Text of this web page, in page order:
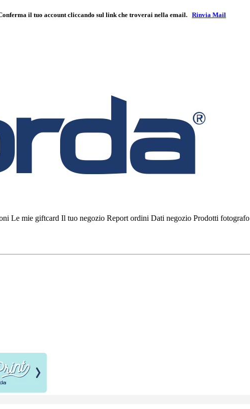
il tuo account cliccando sul link che troverai nella email. Rinvia Mail
Le mie giftcard Il tuo negozio Report ordini Dati negozio Prodotti fotografo